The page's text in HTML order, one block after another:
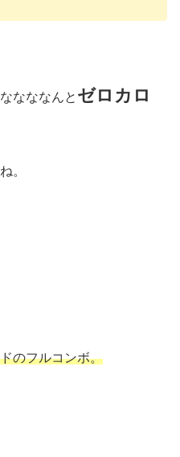
なななんと ゼロカロ
。
のフルコンボ。